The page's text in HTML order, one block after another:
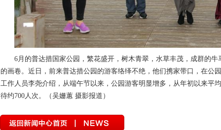
6月的普达措国家公园，繁花盛开，树木青翠，水草丰茂，成群的
的画卷。近日，前来普达措公园的游客络绎不绝，他们携家带口，在公
工作人员李尧介绍，从端午节以来，公园游客明显增多，从年初以来平
待约700人次。
（吴姗蕙 摄影报道）